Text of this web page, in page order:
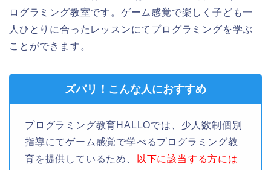
ログラミング教室です。ゲーム感覚で楽しく子ども一
人ひとりに合ったレッスンにてプログラミングを学ぶ
ことができます。
ズバリ！こんな人におすすめ
プログラミング教育HALLOでは、少人数制個別
指導にてゲーム感覚で学べるプログラミング教
育を提供しているため、
以下に該当する方には